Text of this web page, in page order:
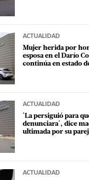
ACTUALIDAD
Mujer herida por
esposa en el Darío
continúa en estado
ACTUALIDAD
'La persiguió para
denunciara', dice
ultimada por su
ACTUALIDAD